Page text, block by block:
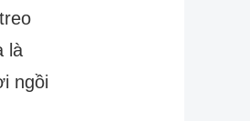
là
ngồi